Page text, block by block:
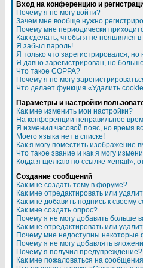
Вход на конференцию и
Почему я не могу войти?
Зачем мне вообще нужно
Почему мне периодически
Как сделать, чтобы я не появлялся
Я забыл пароль!
Я только что зарегистрировался, но
Я давно зарегистрирован, но
Что такое COPPA?
Почему я не могу
Что делает функция «Удалить
Параметры и настройки
Как мне изменить мои настройки?
На конференции неправильное
Я изменил часовой пояс, но время
Моего языка нет в списке!
Как я могу поместить изображение
Что такое звание и как я могу
Когда я щёлкаю по ссылке «email»,
Создание сообщений
Как мне создать тему в форуме?
Как мне отредактировать или
Как мне добавить подпись к своему
Как мне создать опрос?
Почему я не могу добавить больше
Как мне отредактировать или
Почему мне недоступны
Почему я не могу добавлять
Почему я получил предупреждение?
Как мне пожаловаться на